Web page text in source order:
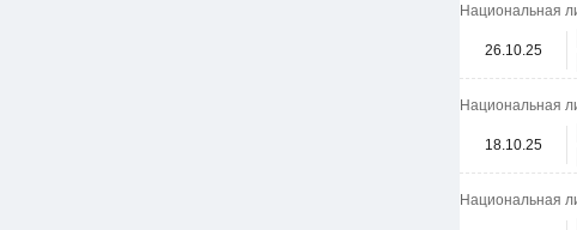
Национальная
26.10.25
Национальная
18.10.25
Национальная